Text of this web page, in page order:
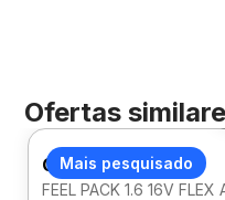
Ofertas
Mais pesquisado
CITROEN C3
FEEL PACK 1.6 16V FLEX